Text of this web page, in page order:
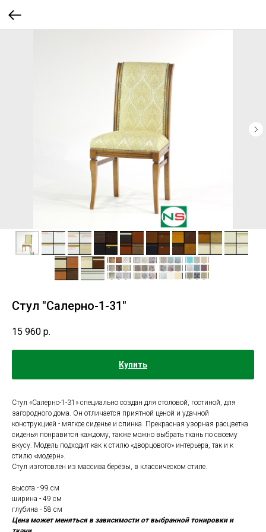
Стул "Салерно-1-31"
15 960 р.
Купить
Стул «Салерно-1-31» специально создан для столовой, гостиной, для
загородного дома. Он отличается приятной ценой и удачной
конструкцией - мягкое сиденье и спинка. Прекрасная узорная расцветка
сиденья понравится каждому, также можно выбрать ткань по своему
вкусу. Модель подходит как к стилю «дворцового» интерьера, так и к
стилю «модерн».
Стул изготовлен из массива берёзы, в классическом стиле.
высота - 99 cм
ширина - 49 cм
глубина - 58 cм
Цена может меняться в зависимости от выбранной тонировки и